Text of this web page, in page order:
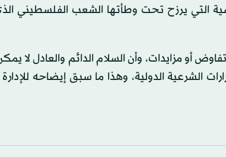
التي يرزح تحت وطأتها الشعب الفلسطيني
أو مزايدات، وأن السلام الدائم والعادل لا
الدولية، وهذا ما سبق إيضاحه للإدارة